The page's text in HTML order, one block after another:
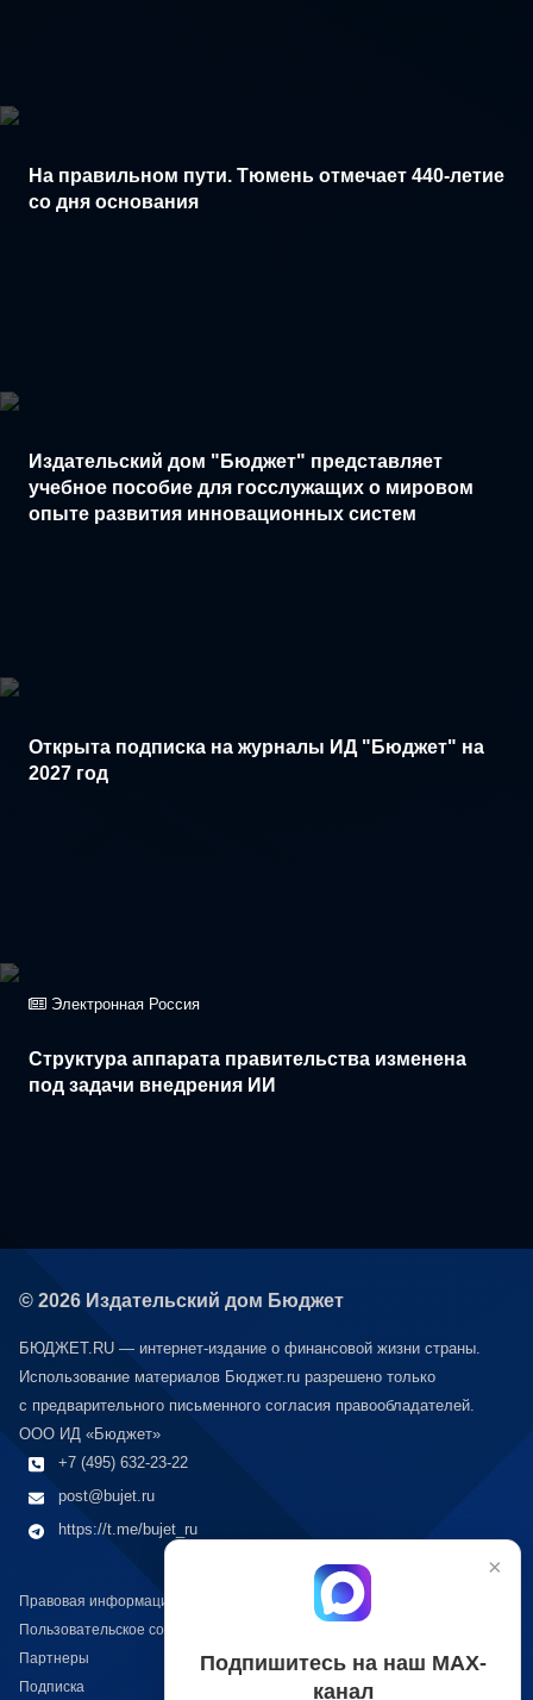
На правильном пути. Тюмень отмечает 440-летие
со дня основания
Издательский дом "Бюджет" представляет
учебное пособие для госслужащих о мировом
опыте развития инновационных систем
Открыта подписка на журналы ИД "Бюджет" на
2027 год
Электронная Россия
Структура аппарата правительства изменена
под задачи внедрения ИИ
© 2026 Издательский дом Бюджет
БЮДЖЕТ.RU — интернет-издание о финансовой жизни страны.
Использование материалов Бюджет.ru разрешено только
с предварительного письменного согласия правообладателей.
ООО ИД «Бюджет»
+7 (495) 632-23-22
post@bujet.ru
https://t.me/bujet_ru
Правовая информация
Пользовательское соглашение
Партнеры
Подписка
×
Подпишитесь на наш МАХ-
канал